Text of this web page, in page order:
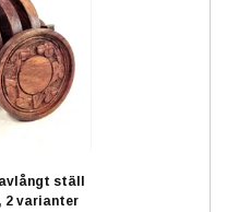
ställ
2 varianter